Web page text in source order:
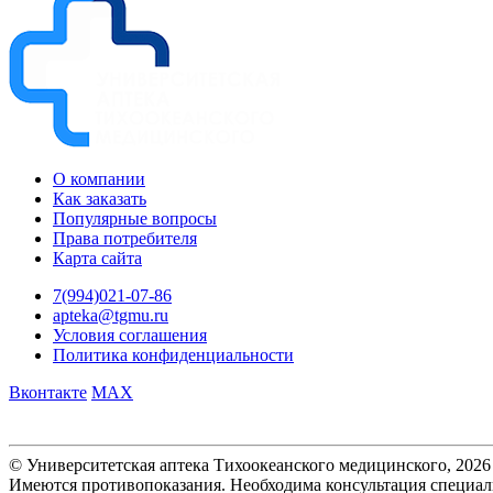
О компании
Как заказать
Популярные вопросы
Права потребителя
Карта сайта
7(994)021-07-86
apteka@tgmu.ru
Условия соглашения
Политика конфиденциальности
Вконтакте MAX
© Университетская аптека Тихоокеанского медицинского, 2026
Имеются противопоказания. Необходима консультация